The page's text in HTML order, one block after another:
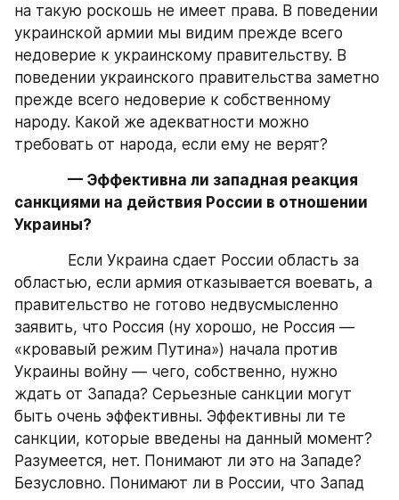
на такую роскошь не имеет права. В поведении
украинской армии мы видим прежде всего
недоверие к украинскому правительству. В
поведении украинского правительства заметно
прежде всего недоверие к собственному
народу. Какой же адекватности можно
требовать от народа, если ему не верят?
— Эффективна ли западная реакция
санкциями на действия России в отношении
Украины?
Если Украина сдает России область за
областью, если армия отказывается воевать, а
правительство не готово недвусмысленно
заявить, что Россия (ну хорошо, не Россия —
«кровавый режим Путина») начала против
Украины войну — чего, собственно, нужно
ждать от Запада? Серьезные санкции могут
быть очень эффективны. Эффективны ли те
санкции, которые введены на данный момент?
Разумеется, нет. Понимают ли это на Западе?
Безусловно. Понимают ли в России, что Запад